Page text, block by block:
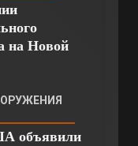
на Новой
объявили